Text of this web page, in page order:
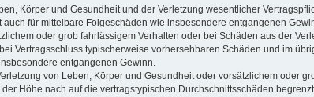
Körper und Gesundheit und der Verletzung wesentlicher
für mittelbare Folgeschäden wie insbesondere entgangenen
oder grob fahrlässigem Verhalten oder bei Schäden aus der
Vertragsschluss typischerweise vorhersehbaren Schäden und im
entgangenen Gewinn.
von Leben, Körper und Gesundheit oder vorsätzlichem oder
Höhe nach auf die vertragstypischen Durchschnittsschäden